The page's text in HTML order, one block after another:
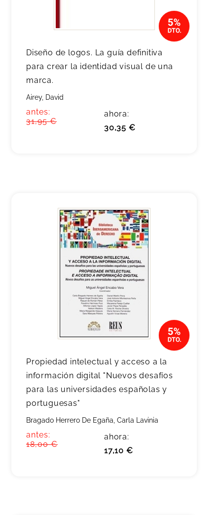
Diseño de logos. La guía definitiva
para crear la identidad visual de una
marca.
Airey, David
antes:
31,95 €
ahora:
30,35 €
Propiedad intelectual y acceso a la
información digital "Nuevos desafíos
para las universidades españolas y
portuguesas"
Bragado Herrero De Egaña, Carla Lavinia
antes:
18,00 €
ahora:
17,10 €